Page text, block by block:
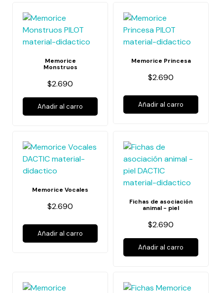
Memorice
Monstruos
$2.690
Añadir al carro
Memorice Princesa
$2.690
Añadir al carro
Memorice Vocales
$2.690
Añadir al carro
Fichas de asociación
animal - piel
$2.690
Añadir al carro